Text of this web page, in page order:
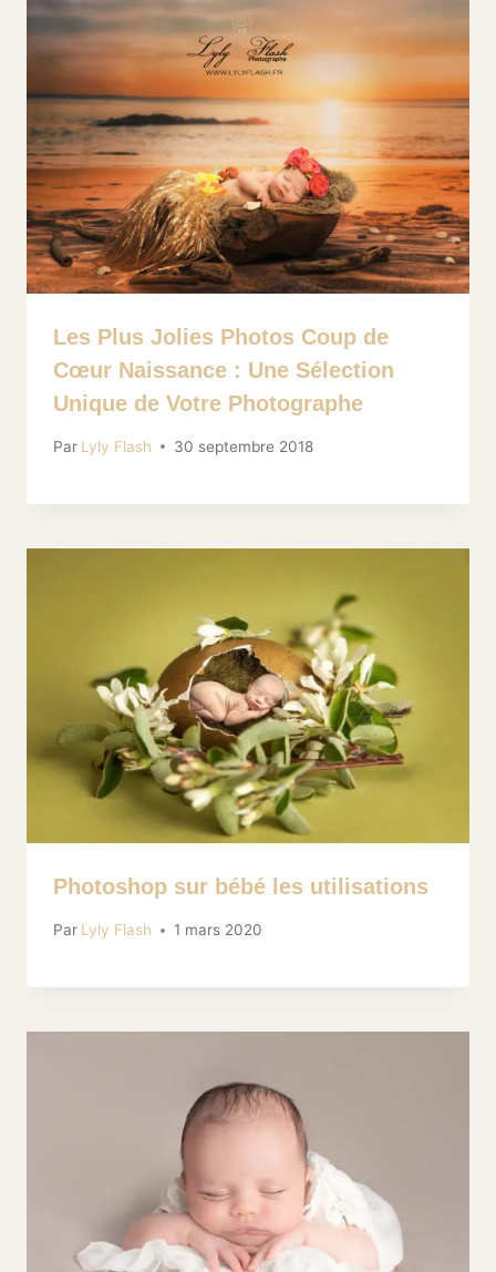
Les Plus Jolies Photos Coup de
Cœur Naissance : Une Sélection
Unique de Votre Photographe
Par Lyly Flash 30 septembre 2018
Photoshop sur bébé les utilisations
Par Lyly Flash 1 mars 2020